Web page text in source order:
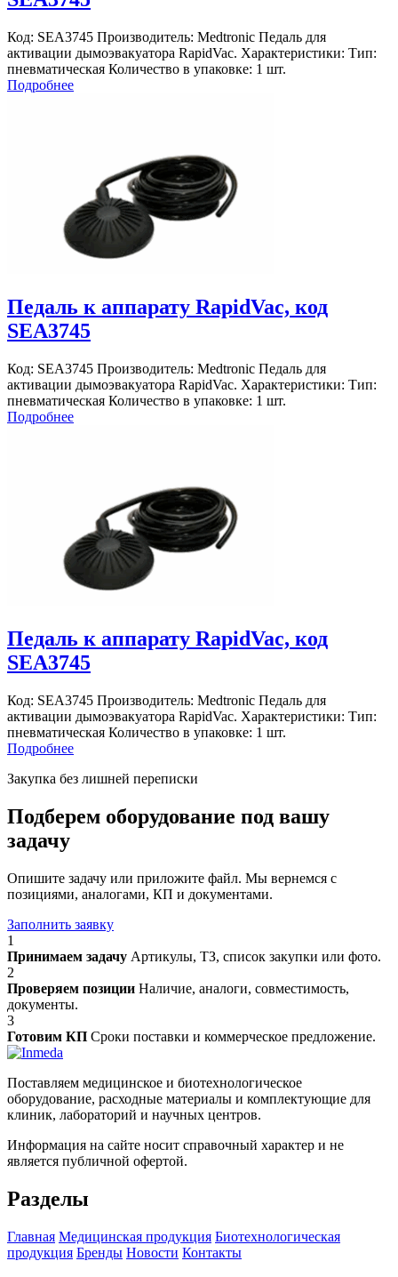
Код: SEА3745 Производитель: Medtronic Педаль для
активации дымоэвакуатора RapidVac. Характеристики: Тип:
пневматическая Количество в упаковке: 1 шт.
Подробнее
Педаль к аппарату RapidVac, код
SEА3745
Код: SEА3745 Производитель: Medtronic Педаль для
активации дымоэвакуатора RapidVac. Характеристики: Тип:
пневматическая Количество в упаковке: 1 шт.
Подробнее
Педаль к аппарату RapidVac, код
SEА3745
Код: SEА3745 Производитель: Medtronic Педаль для
активации дымоэвакуатора RapidVac. Характеристики: Тип:
пневматическая Количество в упаковке: 1 шт.
Подробнее
Закупка без лишней переписки
Подберем оборудование под вашу
задачу
Опишите задачу или приложите файл. Мы вернемся с
позициями, аналогами, КП и документами.
Заполнить заявку
1
Принимаем задачу Артикулы, ТЗ, список закупки или фото.
2
Проверяем позиции Наличие, аналоги, совместимость,
документы.
3
Готовим КП Сроки поставки и коммерческое предложение.
Поставляем медицинское и биотехнологическое
оборудование, расходные материалы и комплектующие для
клиник, лабораторий и научных центров.
Информация на сайте носит справочный характер и не
является публичной офертой.
Разделы
Главная Медицинская продукция Биотехнологическая
продукция Бренды Новости Контакты